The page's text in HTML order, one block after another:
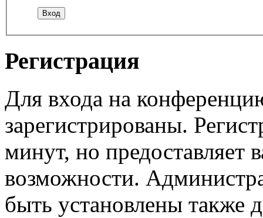
Регистрация
Для входа на
зарегистрированы.
минут, но предоставляет
возможности.
быть установлены также